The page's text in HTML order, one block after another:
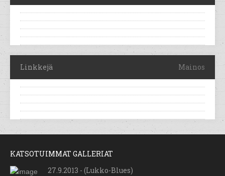
Linkkejä Mainos
KATSOTUIMMAT GALLERIAT
27.9.2013 - (Lukko-Blues)